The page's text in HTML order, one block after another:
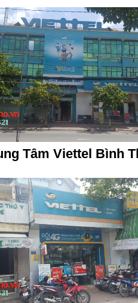
Tâm Viettel Bình